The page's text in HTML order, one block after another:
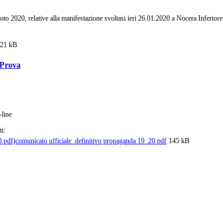
2020, relative alla manifestazione svoltasi ieri 26.01.2020 a Nocera Inferiore
kB
line
comunicato ufficiale_definitivo propaganda 19_20.pdf 145 kB